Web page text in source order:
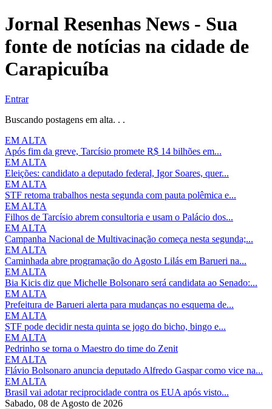
Jornal Resenhas News - Sua
fonte de notícias na cidade de
Carapicuíba
Entrar
Buscando postagens em alta. . .
EM ALTA
Após fim da greve, Tarcísio promete R$ 14 bilhões em...
EM ALTA
Eleições: candidato a deputado federal, Igor Soares, quer...
EM ALTA
STF retoma trabalhos nesta segunda com pauta polêmica e...
EM ALTA
Filhos de Tarcísio abrem consultoria e usam o Palácio dos...
EM ALTA
Campanha Nacional de Multivacinação começa nesta segunda;...
EM ALTA
Caminhada abre programação do Agosto Lilás em Barueri na...
EM ALTA
Bia Kicis diz que Michelle Bolsonaro será candidata ao Senado:...
EM ALTA
Prefeitura de Barueri alerta para mudanças no esquema de...
EM ALTA
STF pode decidir nesta quinta se jogo do bicho, bingo e...
EM ALTA
Pedrinho se torna o Maestro do time do Zenit
EM ALTA
Flávio Bolsonaro anuncia deputado Alfredo Gaspar como vice na...
EM ALTA
Brasil vai adotar reciprocidade contra os EUA após visto...
Sabado, 08 de Agosto de 2026